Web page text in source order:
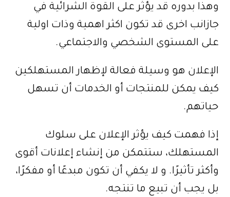
وهذا بدوره قد يؤثر على القوة الشرائية في
جازانب اخرى قد تكون اكثر اهمية وذات اولية
على المستوى الشخصي والاجتماعي.
الإعلان هو وسيلة فعالة لإظهار المستهلكين
كيف يمكن للمنتجات أو الخدمات أن تسهل
حياتهم.
إذا فهمت كيف يؤثر الإعلان على سلوك
المستهلك، ستتمكن من إنشاء إعلانات أقوى
وأكثر تأثيرًا. و لا يكفي أن تكون مبدعًا أو مفكرًا،
بل يجب أن تبيع ما تنتجه.